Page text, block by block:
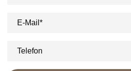
E-Mail*
Telefon